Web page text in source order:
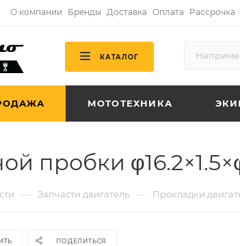
О компании Бренды Доставка Оплата Рассрочка
КАТАЛОГ
МОТОТЕХНИКА
пробки
— Запчасти двигатель — Прокладки
ПОДЕЛИТЬСЯ